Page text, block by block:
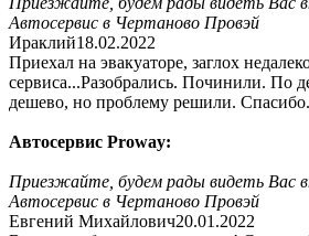
Автосервис в Чертаново Провэй
Ираклий18.02.2022
Приехал на эвакуаторе, заглох
сервиса...Разобрались. Починили. По
дешево, но проблему решили. Спасибо.
Автосервис Proway:
Приезжайте, будем рады видеть Вас
Автосервис в Чертаново Провэй
Евгений Михайлович20.01.2022